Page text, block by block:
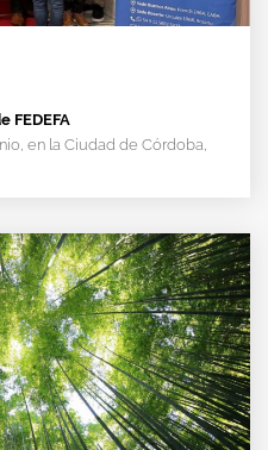
FEDEFA
en la Ciudad de Córdoba,